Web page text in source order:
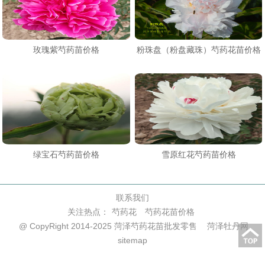
玫瑰紫芍药苗价格 粉珠盘（粉盘藏珠）芍药花苗价格
绿宝石芍药苗价格 雪原红花芍药苗价格
联系我们
关注热点：
芍药花
芍药花苗价格
@ CopyRight 2014-2025 菏泽芍药花苗批发零售
菏泽牡丹网
sitemap